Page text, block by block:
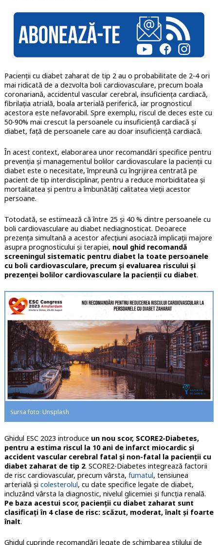
Pacienţii cu diabet zaharat de tip 2 au o probabilitate de 2-4 ori
mai ridicată de a dezvolta boli cardiovasculare, precum boala
coronariană, accidentul vascular cerebral, insuficiența cardiacă,
fibrilaţia atrială, boala arterială periferică, iar prognosticul
acestora este nefavorabil. Spre exemplu, riscul de deces este cu
50-90% mai crescut la persoanele cu insuficienţă cardiacă şi
diabet, faţă de persoanele care au doar insuficienţă cardiacă.
În acest context, elaborarea unor recomandări specifice pentru
prevenţia şi managementul bolilor cardiovasculare la pacienţii cu
diabet este o necesitate, împreună cu îngrijirea centrată pe
pacient de tip interdisciplinar, pentru a reduce morbiditatea şi
mortalitatea şi pentru a îmbunătăţi calitatea vieţii acestor
persoane.
Totodată, se estimează că între 25 şi 40 % dintre persoanele cu
boli cardiovasculare au diabet nediagnosticat. Deoarece
prezenţa simultană a acestor afecţiuni asociază implicaţii majore
asupra prognosticului şi terapiei, noul ghid recomandă
screeningul sistematic pentru diabet la toate persoanele
cu boli cardiovasculare, precum şi evaluarea riscului şi
prezenţei bolilor cardiovasculare la pacienţii cu diabet.
Sursa foto: Unsplash
Ghidul ESC 2023 introduce un nou scor, SCORE2-Diabetes,
pentru a estima riscul la 10 ani de infarct miocardic şi
accident vascular cerebral fatal şi non-fatal la pacienţii cu
diabet zaharat de tip 2. SCORE2-Diabetes integrează factorii
de risc cardiovascular, precum vârsta, fumatul, tensiunea
arterială şi colesterolul, cu date specifice legate de diabet,
incluzând vârsta la diagnostic, nivelul glicemiei şi funcţia renală.
Pe baza acestui scor, pacienţii cu diabet zaharat sunt
clasificaţi în 4 clase de risc: scăzut, moderat, înalt şi foarte
înalt.
Ghidul cuprinde recomandări legate de schimbarea stilului de